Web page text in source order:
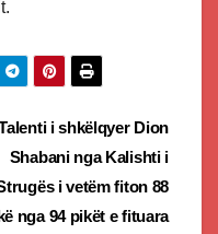
i shkëlqyer Dion
Shabani nga Kalishti i
i vetëm fiton 88
nga 94 pikët e fituara